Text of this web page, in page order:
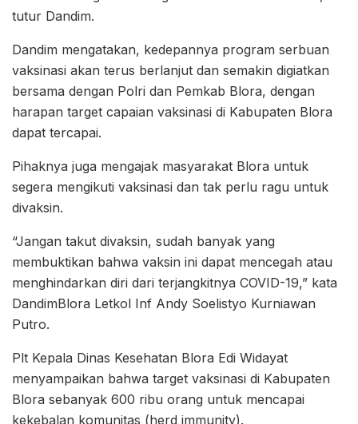
tutur Dandim.
Dandim mengatakan, kedepannya program serbuan
vaksinasi akan terus berlanjut dan semakin digiatkan
bersama dengan Polri dan Pemkab Blora, dengan
harapan target capaian vaksinasi di Kabupaten Blora
dapat tercapai.
Pihaknya juga mengajak masyarakat Blora untuk
segera mengikuti vaksinasi dan tak perlu ragu untuk
divaksin.
“Jangan takut divaksin, sudah banyak yang
membuktikan bahwa vaksin ini dapat mencegah atau
menghindarkan diri dari terjangkitnya COVID-19,” kata
DandimBlora Letkol Inf Andy Soelistyo Kurniawan
Putro.
Plt Kepala Dinas Kesehatan Blora Edi Widayat
menyampaikan bahwa target vaksinasi di Kabupaten
Blora sebanyak 600 ribu orang untuk mencapai
kekebalan komunitas (herd immunity).